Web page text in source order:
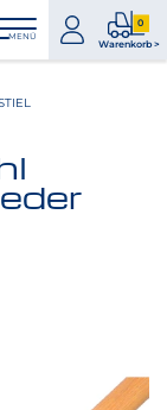
MENÜ
zum
Konto
0
Warenkorb >
0